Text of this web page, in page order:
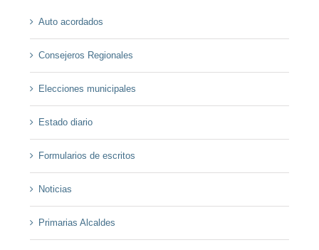
Auto acordados
Consejeros Regionales
Elecciones municipales
Estado diario
Formularios de escritos
Noticias
Primarias Alcaldes